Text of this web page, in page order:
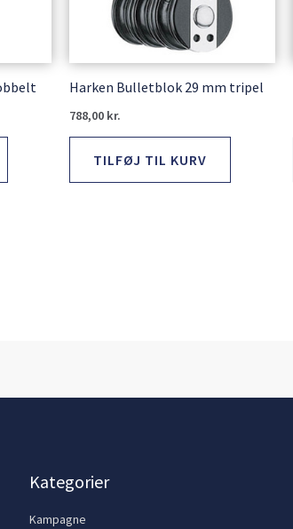
Harken Bulletblok 29 mm tripel
788,00 kr.
TILFØJ TIL KURV
Kategorier
Kampagne